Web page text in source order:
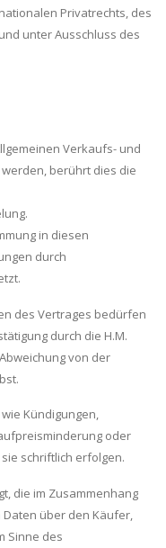
Privatrechts, des
unter Ausschluss des
Verkaufs- und
berührt dies die
in diesen
durch
des Vertrages bedürfen
durch die H.M.
von der
Kündigungen,
oder
schriftlich erfolgen.
die im Zusammenhang
über den Käufer,
Sinne des